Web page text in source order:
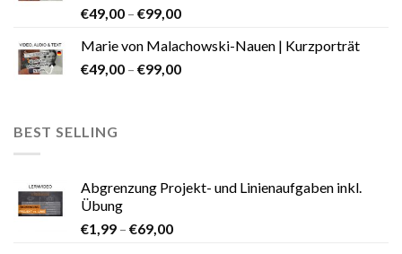
€49,00 – €99,00
Marie von Malachowski-Nauen | Kurzporträt
€49,00 – €99,00
BEST SELLING
Abgrenzung Projekt- und Linienaufgaben inkl.
Übung
€1,99 – €69,00